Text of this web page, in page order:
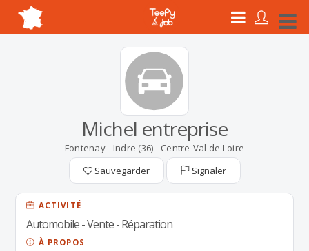
Michel entreprise
Fontenay - Indre (36) - Centre-Val de Loire
Sauvegarder
Signaler
ACTIVITÉ
Automobile - Vente - Réparation
À PROPOS